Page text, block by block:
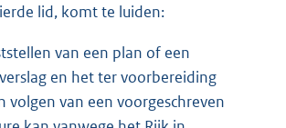
lid, komt te luiden:
van een plan of een
en het ter voorbereiding
volgen van een voorgeschreven